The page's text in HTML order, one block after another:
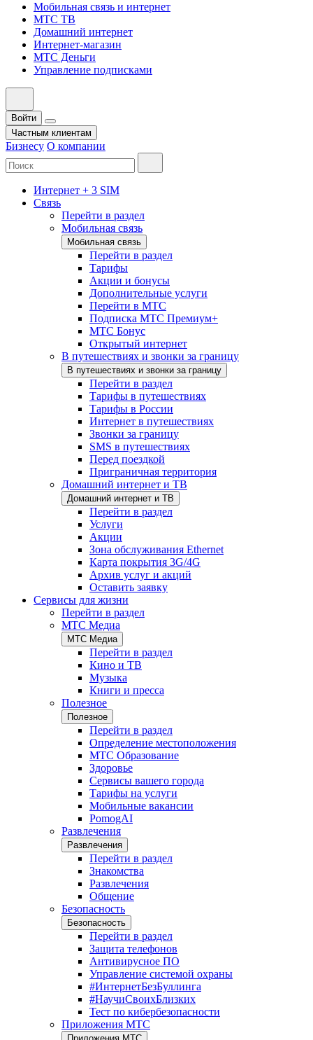
Мобильная связь и интернет
МТС ТВ
Домашний интернет
Интернет-магазин
МТС Деньги
Управление подписками
Войти
Частным клиентам
Бизнесу О компании
Интернет + 3 SIM
Связь
Перейти в раздел
Мобильная связь
Мобильная связь
Перейти в раздел
Тарифы
Акции и бонусы
Дополнительные услуги
Перейти в МТС
Подписка МТС Премиум+
МТС Бонус
Открытый интернет
В путешествиях и звонки за границу
В путешествиях и звонки за границу
Перейти в раздел
Тарифы в путешествиях
Тарифы в России
Интернет в путешествиях
Звонки за границу
SMS в путешествиях
Перед поездкой
Приграничная территория
Домашний интернет и ТВ
Домашний интернет и ТВ
Перейти в раздел
Услуги
Акции
Зона обслуживания Ethernet
Карта покрытия 3G/4G
Архив услуг и акций
Оставить заявку
Сервисы для жизни
Перейти в раздел
МТС Медиа
МТС Медиа
Перейти в раздел
Кино и ТВ
Музыка
Книги и пресса
Полезное
Полезное
Перейти в раздел
Определение местоположения
МТС Образование
Здоровье
Сервисы вашего города
Тарифы на услуги
Мобильные вакансии
PomogAI
Развлечения
Развлечения
Перейти в раздел
Знакомства
Развлечения
Общение
Безопасность
Безопасность
Перейти в раздел
Защита телефонов
Антивирусное ПО
Управление системой охраны
#ИнтернетБезБуллинга
#НаучиСвоихБлизких
Тест по кибербезопасности
Приложения МТС